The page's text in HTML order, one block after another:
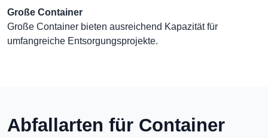
Große Container
Große Container bieten ausreichend Kapazität für
umfangreiche Entsorgungsprojekte.
Abfallarten für Container